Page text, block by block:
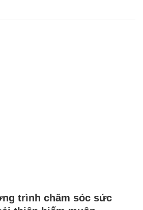
trình chăm sóc sức